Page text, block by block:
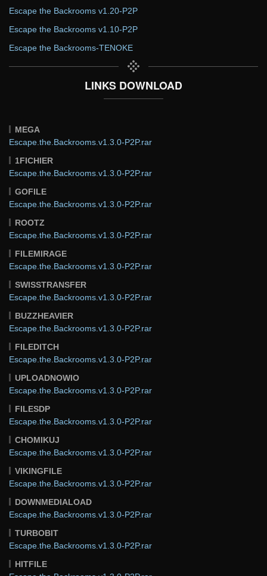
Escape the Backrooms v1.20-P2P
Escape the Backrooms v1.10-P2P
Escape the Backrooms-TENOKE
LINKS DOWNLOAD
MEGA
Escape.the.Backrooms.v1.3.0-P2P.rar
1FICHIER
Escape.the.Backrooms.v1.3.0-P2P.rar
GOFILE
Escape.the.Backrooms.v1.3.0-P2P.rar
ROOTZ
Escape.the.Backrooms.v1.3.0-P2P.rar
FILEMIRAGE
Escape.the.Backrooms.v1.3.0-P2P.rar
SWISSTRANSFER
Escape.the.Backrooms.v1.3.0-P2P.rar
BUZZHEAVIER
Escape.the.Backrooms.v1.3.0-P2P.rar
FILEDITCH
Escape.the.Backrooms.v1.3.0-P2P.rar
UPLOADNOWIO
Escape.the.Backrooms.v1.3.0-P2P.rar
FILESDP
Escape.the.Backrooms.v1.3.0-P2P.rar
CHOMIKUJ
Escape.the.Backrooms.v1.3.0-P2P.rar
VIKINGFILE
Escape.the.Backrooms.v1.3.0-P2P.rar
DOWNMEDIALOAD
Escape.the.Backrooms.v1.3.0-P2P.rar
TURBOBIT
Escape.the.Backrooms.v1.3.0-P2P.rar
HITFILE